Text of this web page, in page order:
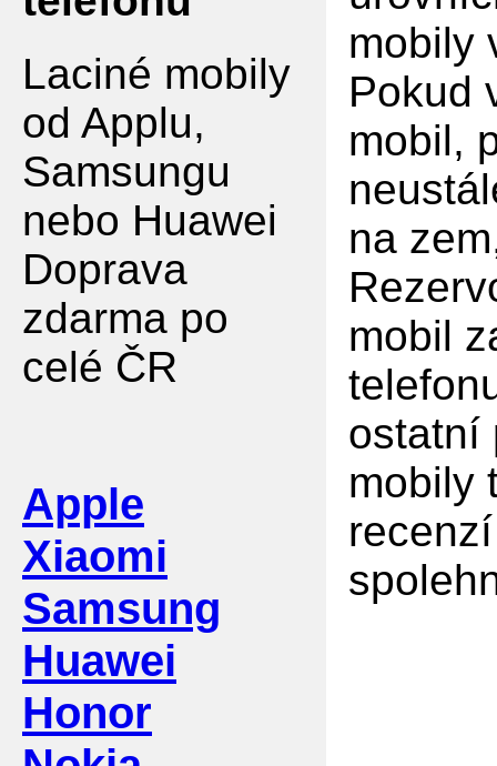
Laciné mobily
od Applu,
Samsungu
nebo Huawei
Doprava
zdarma po
celé ČR
Apple
Xiaomi
Samsung
Huawei
Honor
mobily
Pokud
mobil,
na
mobil
ostatní
mobily